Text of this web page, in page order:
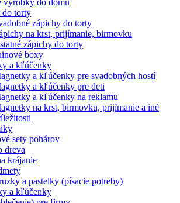
výrobky do domu
do torty
zápichy do torty
na krst, prijímanie, birmovku
zápichy do torty
boxy
a kľúčenky
a kľúčenky pre svadobných hostí
a kľúčenky pre deti
a kľúčenky na reklamu
na krst, birmovku, prijímanie a iné
sety pohárov
dreva
krájanie
a pastelky (písacie potreby)
a kľúčenky